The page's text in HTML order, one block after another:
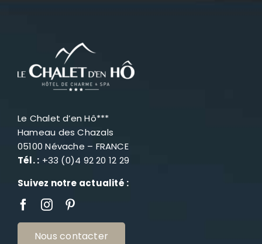
Le Chalet d’en Hô***
Hameau des Chazals
05100 Névache – FRANCE
Tél. : +33 (0)4 92 20 12 29
Suivez notre actualité :
Nous contacter